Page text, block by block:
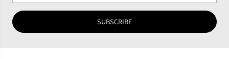
SUBSCRIBE